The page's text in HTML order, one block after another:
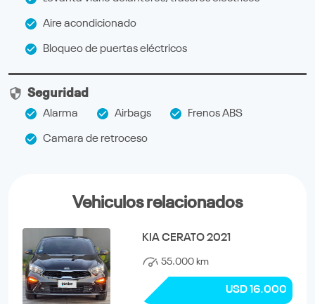
Aire acondicionado
Bloqueo de puertas eléctricos
Seguridad
Alarma Airbags Frenos ABS
Camara de retroceso
Vehiculos relacionados
KIA CERATO 2021
55.000 km
USD 16.000